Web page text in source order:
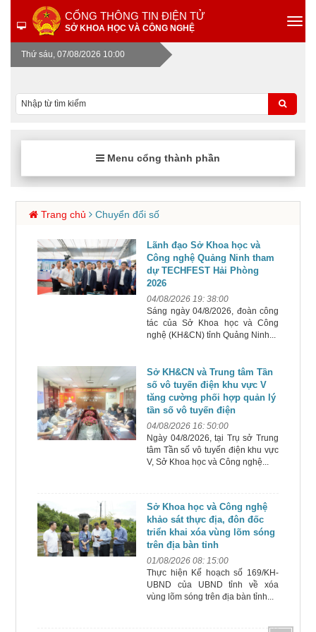
CỔNG THÔNG TIN ĐIỆN TỬ
SỞ KHOA HỌC VÀ CÔNG NGHỆ
Thứ sáu, 07/08/2026 10:00
Menu cổng thành phần
Trang chủ Chuyển đổi số
Lãnh đạo Sở Khoa học và
Công nghệ Quảng Ninh tham
dự TECHFEST Hải Phòng
2026
04/08/2026 19: 38:00
Sáng ngày 04/8/2026, đoàn công
tác của Sở Khoa học và Công
nghệ (KH&CN) tỉnh Quảng Ninh...
Sở KH&CN và Trung tâm Tần
số vô tuyến điện khu vực V
tăng cường phối hợp quản lý
tần số vô tuyến điện
04/08/2026 16: 50:00
Ngày 04/8/2026, tại Trụ sở Trung
tâm Tần số vô tuyến điện khu vực
V, Sở Khoa học và Công nghệ...
Sở Khoa học và Công nghệ
khảo sát thực địa, đôn đốc
triển khai xóa vùng lõm sóng
trên địa bàn tỉnh
01/08/2026 08: 15:00
Thực hiện Kế hoạch số 169/KH-
UBND của UBND tỉnh về xóa
vùng lõm sóng trên địa bàn tỉnh...